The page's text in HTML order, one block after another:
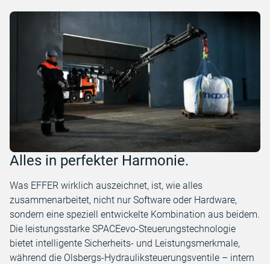
Alles in perfekter Harmonie.
Was EFFER wirklich auszeichnet, ist, wie alles
zusammenarbeitet, nicht nur Software oder Hardware,
sondern eine speziell entwickelte Kombination aus beidem.
Die leistungsstarke SPACEevo-Steuerungstechnologie
bietet intelligente Sicherheits- und Leistungsmerkmale,
während die Olsbergs-Hydrauliksteuerungsventile – intern